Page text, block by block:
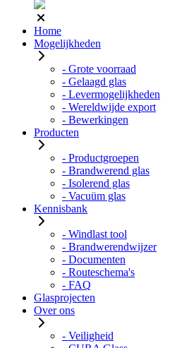
Home
Mogelijkheden
- Grote voorraad
- Gelaagd glas
- Levermogelijkheden
- Wereldwijde export
- Bewerkingen
Producten
- Productgroepen
- Brandwerend glas
- Isolerend glas
- Vacuüm glas
Kennisbank
- Windlast tool
- Brandwerendwijzer
- Documenten
- Routeschema's
- FAQ
Glasprojecten
Over ons
- Veiligheid